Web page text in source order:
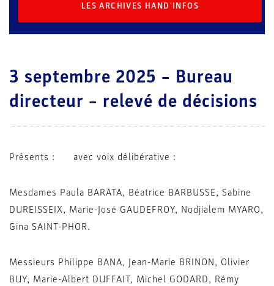
LES ARCHIVES HAND'INFOS
3 septembre 2025 – Bureau
directeur – relevé de décisions
Présents : avec voix délibérative :
Mesdames Paula BARATA, Béatrice BARBUSSE, Sabine
DUREISSEIX, Marie-José GAUDEFROY, Nodjialem MYARO,
Gina SAINT-PHOR.
Messieurs Philippe BANA, Jean-Marie BRINON, Olivier
BUY, Marie-Albert DUFFAIT, Michel GODARD, Rémy